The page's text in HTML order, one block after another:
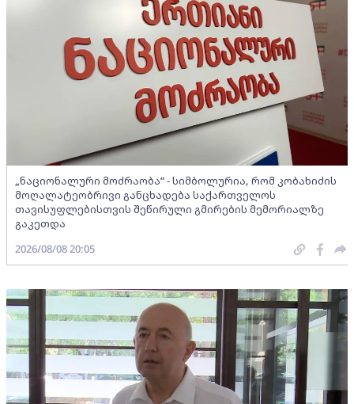
„ნაციონალური მოძრაობა“ - სიმბოლურია, რომ კობახიძის
მოღალატეობრივი განცხადება საქართველოს
თავისუფლებისთვის შეწირული გმირების მემორიალზე
გაკეთდა
2026/08/08 20:05